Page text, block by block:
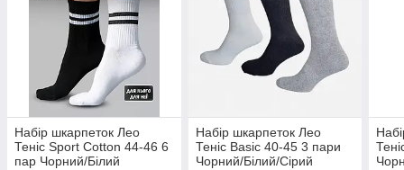
Набір шкарпеток Лео
Теніс Sport Cotton 44-46 6
пар Чорний/Білий
Набір шкарпеток Лео
Теніс Basic 40-45 3 пари
Чорний/Білий/Сірий